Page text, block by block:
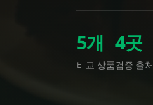
5개
비교 상품
4곳
검증 출처